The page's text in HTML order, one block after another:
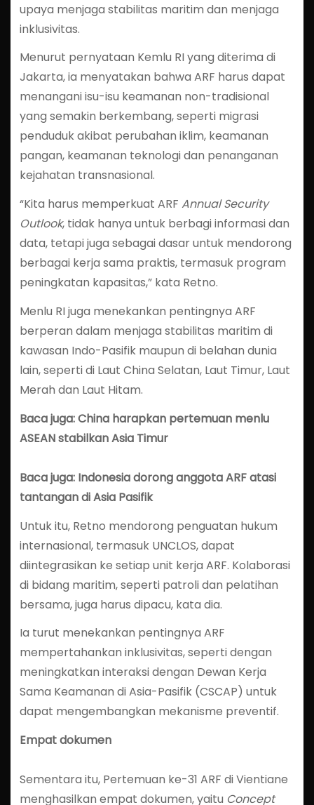
upaya menjaga stabilitas maritim dan menjaga
inklusivitas.
Menurut pernyataan Kemlu RI yang diterima di
Jakarta, ia menyatakan bahwa ARF harus dapat
menangani isu-isu keamanan non-tradisional
yang semakin berkembang, seperti migrasi
penduduk akibat perubahan iklim, keamanan
pangan, keamanan teknologi dan penanganan
kejahatan transnasional.
“Kita harus memperkuat ARF Annual Security
Outlook, tidak hanya untuk berbagi informasi dan
data, tetapi juga sebagai dasar untuk mendorong
berbagai kerja sama praktis, termasuk program
peningkatan kapasitas,” kata Retno.
Menlu RI juga menekankan pentingnya ARF
berperan dalam menjaga stabilitas maritim di
kawasan Indo-Pasifik maupun di belahan dunia
lain, seperti di Laut China Selatan, Laut Timur, Laut
Merah dan Laut Hitam.
Baca juga: China harapkan pertemuan menlu
ASEAN stabilkan Asia Timur
Baca juga: Indonesia dorong anggota ARF atasi
tantangan di Asia Pasifik
Untuk itu, Retno mendorong penguatan hukum
internasional, termasuk UNCLOS, dapat
diintegrasikan ke setiap unit kerja ARF. Kolaborasi
di bidang maritim, seperti patroli dan pelatihan
bersama, juga harus dipacu, kata dia.
Ia turut menekankan pentingnya ARF
mempertahankan inklusivitas, seperti dengan
meningkatkan interaksi dengan Dewan Kerja
Sama Keamanan di Asia-Pasifik (CSCAP) untuk
dapat mengembangkan mekanisme preventif.
Empat dokumen
Sementara itu, Pertemuan ke-31 ARF di Vientiane
menghasilkan empat dokumen, yaitu Concept